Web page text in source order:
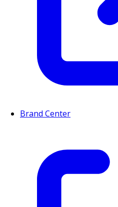
Brand Center